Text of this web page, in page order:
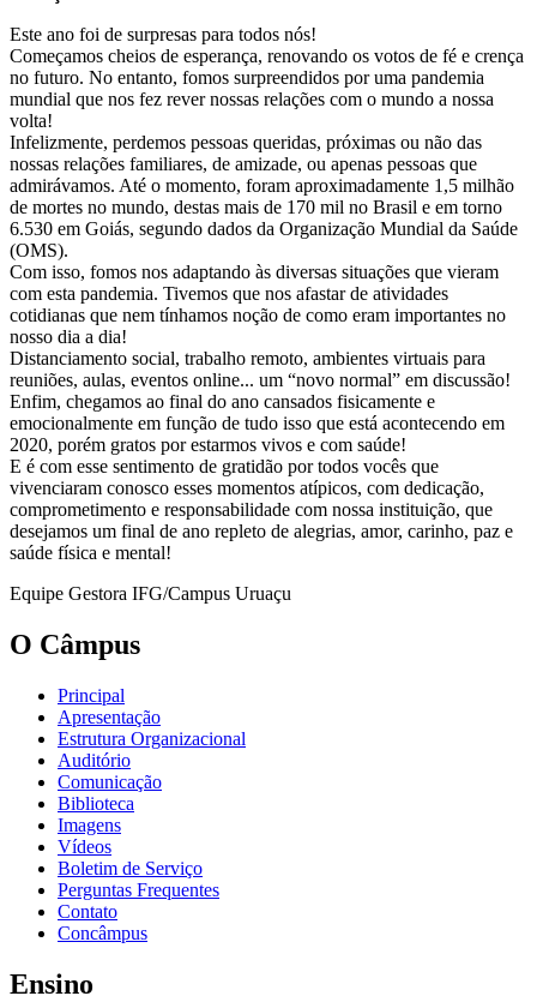
Este ano foi de surpresas para todos nós!
Começamos cheios de esperança, renovando os votos de fé e crença
no futuro. No entanto, fomos surpreendidos por uma pandemia
mundial que nos fez rever nossas relações com o mundo a nossa
volta!
Infelizmente, perdemos pessoas queridas, próximas ou não das
nossas relações familiares, de amizade, ou apenas pessoas que
admirávamos. Até o momento, foram aproximadamente 1,5 milhão
de mortes no mundo, destas mais de 170 mil no Brasil e em torno
6.530 em Goiás, segundo dados da Organização Mundial da Saúde
(OMS).
Com isso, fomos nos adaptando às diversas situações que vieram
com esta pandemia. Tivemos que nos afastar de atividades
cotidianas que nem tínhamos noção de como eram importantes no
nosso dia a dia!
Distanciamento social, trabalho remoto, ambientes virtuais para
reuniões, aulas, eventos online... um “novo normal” em discussão!
Enfim, chegamos ao final do ano cansados fisicamente e
emocionalmente em função de tudo isso que está acontecendo em
2020, porém gratos por estarmos vivos e com saúde!
E é com esse sentimento de gratidão por todos vocês que
vivenciaram conosco esses momentos atípicos, com dedicação,
comprometimento e responsabilidade com nossa instituição, que
desejamos um final de ano repleto de alegrias, amor, carinho, paz e
saúde física e mental!
Equipe Gestora IFG/Campus Uruaçu
O Câmpus
Principal
Apresentação
Estrutura Organizacional
Auditório
Comunicação
Biblioteca
Imagens
Vídeos
Boletim de Serviço
Perguntas Frequentes
Contato
Concâmpus
Ensino